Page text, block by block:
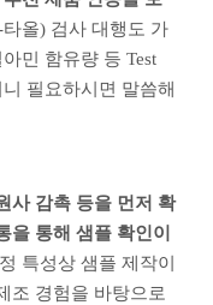
올) 검사 대행도 가
민 함유량 등 Test
필요하시면 말씀해
사 감촉 등을 먼저 확
을 통해 샘플 확인이
특성상 샘플 제작이
조 경험을 바탕으로